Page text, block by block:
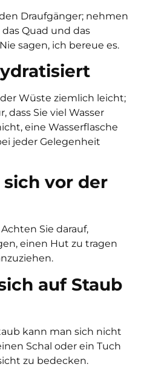
Draufgänger; nehmen
Quad und das
sagen, ich bereue es.
Wüste ziemlich leicht;
dass Sie viel Wasser
eine Wasserflasche
jeder Gelegenheit
sich vor der
Sie darauf,
einen Hut zu tragen
auf Staub
kann man sich nicht
Schal oder ein Tuch
zu bedecken.